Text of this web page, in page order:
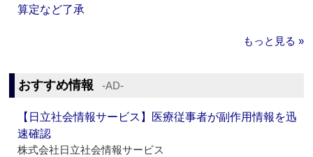
算定など了承
もっと見る »
おすすめ情報 ‐AD‐
【日立社会情報サービス】医療従事者が副作用情報を迅
速確認
株式会社日立社会情報サービス